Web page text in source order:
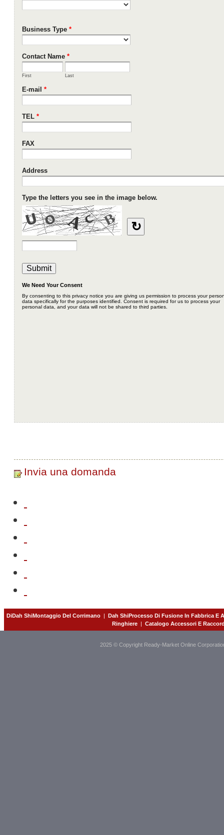
Invia una domanda
DiDah ShiMontaggio Del Corrimano | Dah ShiProcesso Di Fusione In Fabbrica E
Ringhiere |Catalogo Accessori E
2025 © Copyright Ready-Market Online